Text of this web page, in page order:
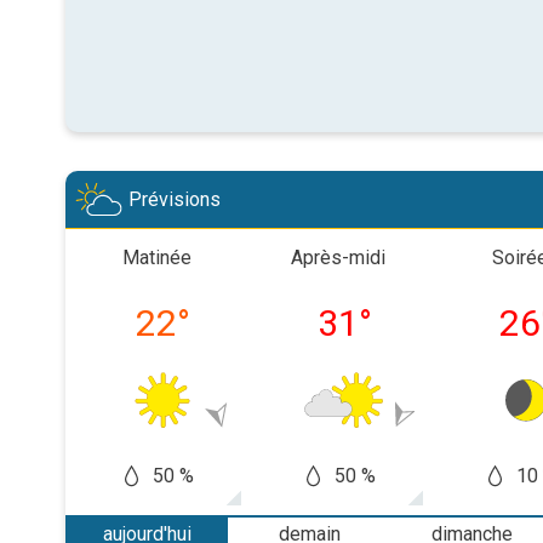
Prévisions
Matinée
22°
50 %
Après-midi
31 °
50 %
26
10
aujourd'hui
demain
dimanche